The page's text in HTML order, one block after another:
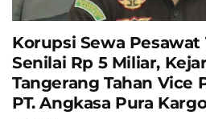
Korupsi Sewa Pesawat
Senilai Rp 5 Miliar,
Tangerang Tahan Vice
PT. Angkasa Pura